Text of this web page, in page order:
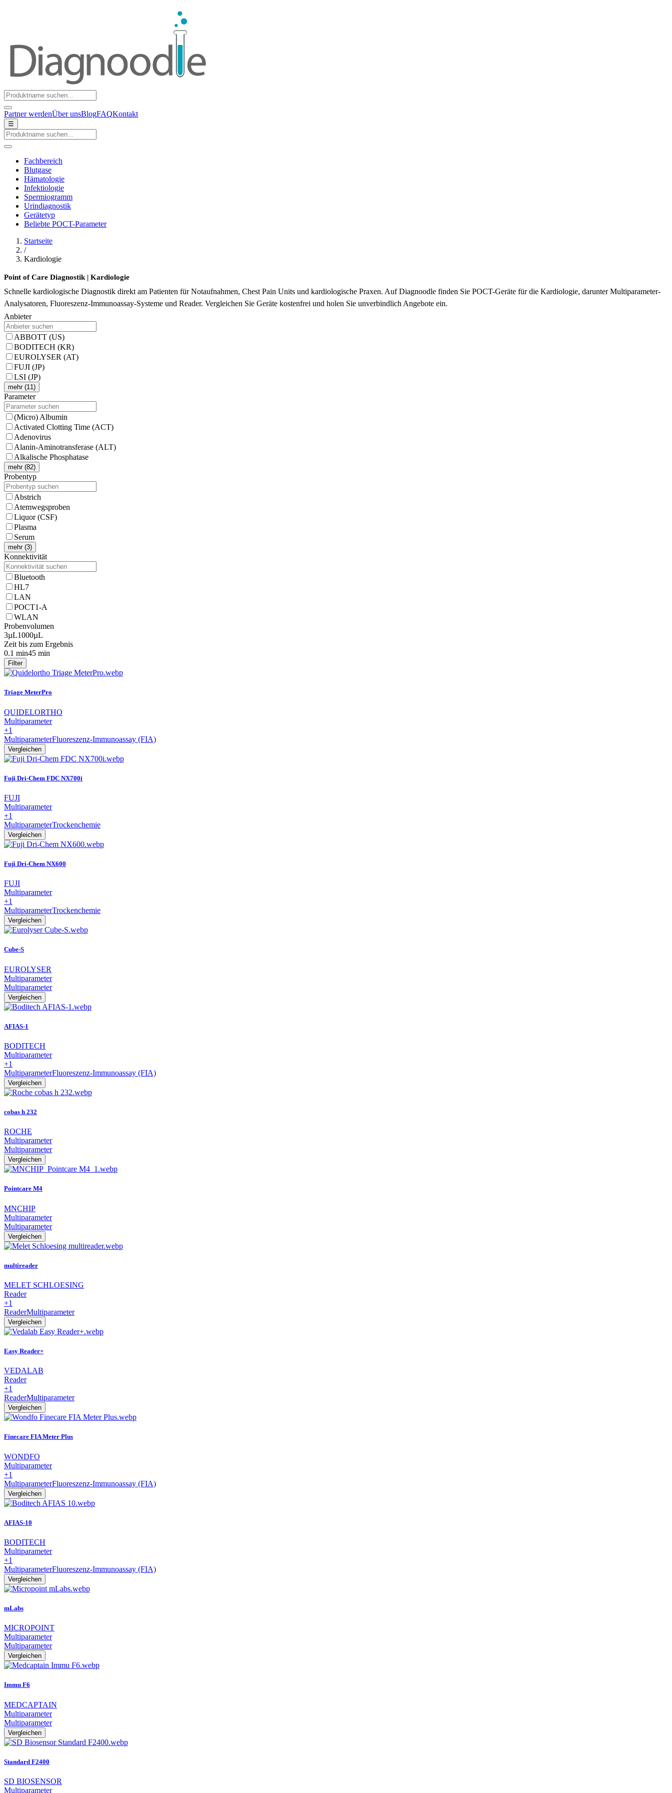
Partner werdenÜber unsBlogFAQKontakt
☰
Fachbereich
Blutgase
Hämatologie
Infektiologie
Spermiogramm
Urindiagnostik
Gerätetyp
Beliebte POCT-Parameter
Startseite
/
Kardiologie
Point of Care Diagnostik | Kardiologie
Schnelle kardiologische Diagnostik direkt am Patienten für Notaufnahmen, Chest Pain Units und kardiologische Praxen. Auf Diagnoodle finden Sie POCT-Geräte für die Kardiologie, darunter Multiparameter-
Analysatoren, Fluoreszenz-Immunoassay-Systeme und Reader. Vergleichen Sie Geräte kostenfrei und holen Sie unverbindlich Angebote ein.
Anbieter
ABBOTT (US)
BODITECH (KR)
EUROLYSER (AT)
FUJI (JP)
LSI (JP)
mehr (11)
Parameter
(Micro) Albumin
Activated Clotting Time (ACT)
Adenovirus
Alanin-Aminotransferase (ALT)
Alkalische Phosphatase
mehr (82)
Probentyp
Abstrich
Atemwegsproben
Liquor (CSF)
Plasma
Serum
mehr (3)
Konnektivität
Bluetooth
HL7
LAN
POCT1-A
WLAN
Probenvolumen
3µL1000µL
Zeit bis zum Ergebnis
0.1 min45 min
Filter
Triage MeterPro
QUIDELORTHO
Multiparameter
+1
MultiparameterFluoreszenz-Immunoassay (FIA)
Vergleichen
Fuji Dri-Chem FDC NX700i
FUJI
Multiparameter
+1
MultiparameterTrockenchemie
Vergleichen
Fuji Dri-Chem NX600
FUJI
Multiparameter
+1
MultiparameterTrockenchemie
Vergleichen
Cube-S
EUROLYSER
Multiparameter
Multiparameter
Vergleichen
AFIAS-1
BODITECH
Multiparameter
+1
MultiparameterFluoreszenz-Immunoassay (FIA)
Vergleichen
cobas h 232
ROCHE
Multiparameter
Multiparameter
Vergleichen
Pointcare M4
MNCHIP
Multiparameter
Multiparameter
Vergleichen
multireader
MELET SCHLOESING
Reader
+1
ReaderMultiparameter
Vergleichen
Easy Reader+
VEDALAB
Reader
+1
ReaderMultiparameter
Vergleichen
Finecare FIA Meter Plus
WONDFO
Multiparameter
+1
MultiparameterFluoreszenz-Immunoassay (FIA)
Vergleichen
AFIAS-10
BODITECH
Multiparameter
+1
MultiparameterFluoreszenz-Immunoassay (FIA)
Vergleichen
mLabs
MICROPOINT
Multiparameter
Multiparameter
Vergleichen
Immu F6
MEDCAPTAIN
Multiparameter
Multiparameter
Vergleichen
Standard F2400
SD BIOSENSOR
Multiparameter